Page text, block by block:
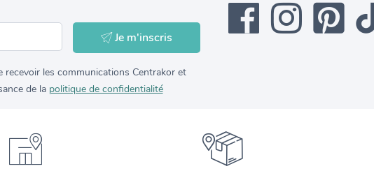
Je m'inscris
recevoir les communications Centrakor et
de la politique de confidentialité